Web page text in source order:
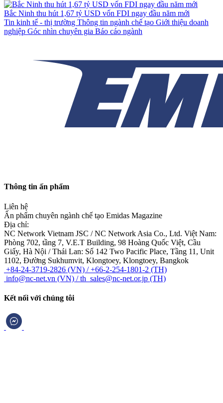
Bắc Ninh thu hút 1,67 tỷ USD vốn FDI ngay đầu năm mới
Tin kinh tế - thị trường Thông tin ngành chế tạo Giới thiệu doanh
nghiệp Góc nhìn chuyên gia Báo cáo ngành
Thông tin ấn phẩm
Liên hệ
Ấn phẩm chuyên ngành chế tạo Emidas Magazine
Địa chỉ:
NC Network Vietnam JSC / NC Network Asia Co., Ltd. Việt Nam:
Phòng 702, tầng 7, V.E.T Building, 98 Hoàng Quốc Việt, Cầu
Giấy, Hà Nội / Thái Lan: Số 142 Two Pacific Place, Tầng 11, Unit
1102, Đường Sukhumvit, Klongtoey, Klongtoey, Bangkok
+84-24-3719-2826 (VN) / +66-2-254-1801-2 (TH)
info@nc-net.vn (VN) / th_sales@nc-net.or.jp (TH)
Kết nối với chúng tôi